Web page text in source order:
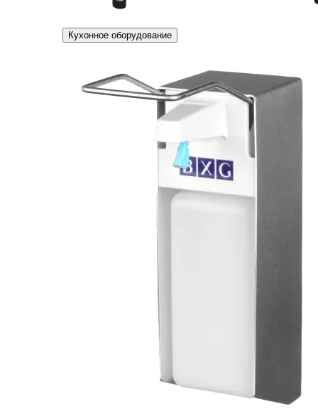
Кухонное оборудование